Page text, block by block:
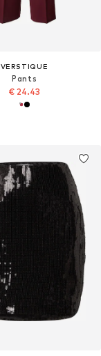
VERSTIQUE
Pants
€ 24.43